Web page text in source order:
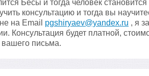
Бесы и тогда человек
консультацию и тогда вы
на Email pgshiryaev@yandex.ru , я
Консультация будет платной,
письма.